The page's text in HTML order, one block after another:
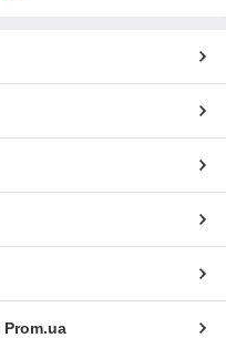
Prom.ua